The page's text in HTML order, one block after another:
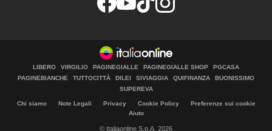
LIBERO VIRGILIO PAGINEGIALLE PAGINEGIALLE SHOP
PGCASA
PAGINEBIANCHE
TUTTOCITTÀ DILEI SIVIAGGIA QUIFINANZA
BUONISSIMO
SUPEREVA
Chi siamo Note Legali Privacy Cookie Policy
Preferenze sui cookie
Aiuto
© Italiaonline S.p.A. 2026